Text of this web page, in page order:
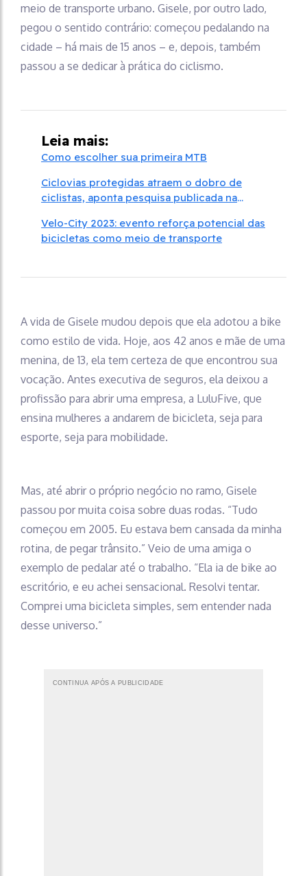
meio de transporte urbano. Gisele, por outro lado,
pegou o sentido contrário: começou pedalando na
cidade – há mais de 15 anos – e, depois, também
passou a se dedicar à prática do ciclismo.
Leia mais:
Como escolher sua primeira MTB
Ciclovias protegidas atraem o dobro de
ciclistas, aponta pesquisa publicada na
Velo-City 2023: evento reforça potencial das
bicicletas como meio de transporte
A vida de Gisele mudou depois que ela adotou a bike
como estilo de vida. Hoje, aos 42 anos e mãe de uma
menina, de 13, ela tem certeza de que encontrou sua
vocação. Antes executiva de seguros, ela deixou a
profissão para abrir uma empresa, a LuluFive, que
ensina mulheres a andarem de bicicleta, seja para
esporte, seja para mobilidade.
Mas, até abrir o próprio negócio no ramo, Gisele
passou por muita coisa sobre duas rodas. “Tudo
começou em 2005. Eu estava bem cansada da minha
rotina, de pegar trânsito.” Veio de uma amiga o
exemplo de pedalar até o trabalho. “Ela ia de bike ao
escritório, e eu achei sensacional. Resolvi tentar.
Comprei uma bicicleta simples, sem entender nada
desse universo.”
CONTINUA APÓS A PUBLICIDADE